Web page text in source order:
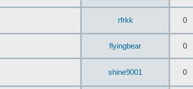
rfrkk 0
flyingbear 0
shine9001 0